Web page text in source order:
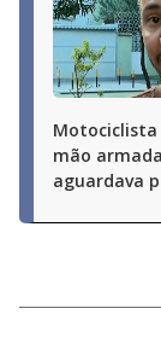
Motociclista
mão
aguardava